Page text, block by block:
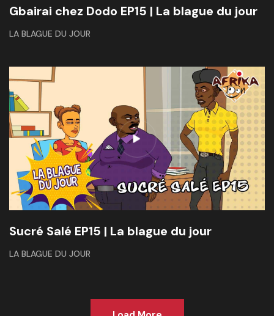
Gbairai chez Dodo EP15 | La blague du jour
LA BLAGUE DU JOUR
Sucré Salé EP15 | La blague du jour
LA BLAGUE DU JOUR